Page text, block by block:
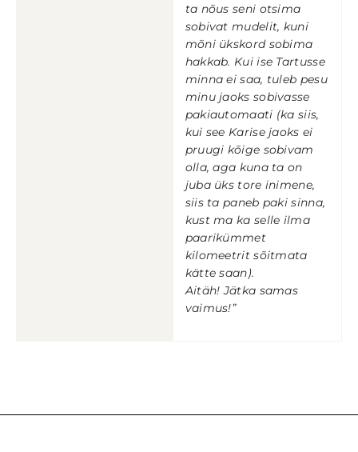
ta nõus seni otsima
sobivat mudelit, kuni
mõni ükskord sobima
hakkab. Kui ise Tartusse
minna ei saa, tuleb pesu
minu jaoks sobivasse
pakiautomaati (ka siis,
kui see Karise jaoks ei
pruugi kõige sobivam
olla, aga kuna ta on
juba üks tore inimene,
siis ta paneb paki sinna,
kust ma ka selle ilma
paarikümmet
kilomeetrit sõitmata
kätte saan).
Aitäh! Jätka samas
vaimus!”